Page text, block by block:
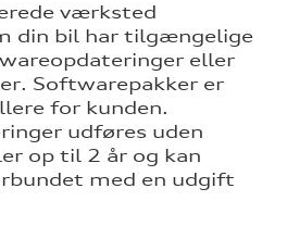
værksted
din bil har tilgængelige
eller
Softwarepakker er
for kunden.
udføres uden
op til 2 år og kan
med en udgift